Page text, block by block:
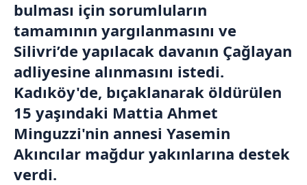
bulması için sorumluların
tamamının yargılanmasını ve
Silivri’de yapılacak davanın Çağlayan
adliyesine alınmasını istedi.
Kadıköy'de, bıçaklanarak öldürülen
15 yaşındaki Mattia Ahmet
Minguzzi'nin annesi Yasemin
Akıncılar mağdur yakınlarına destek
verdi.